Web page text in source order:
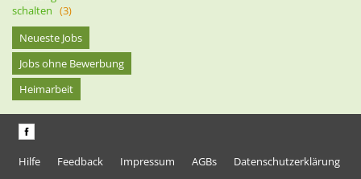
schalten (3)
Neueste Jobs
Jobs ohne Bewerbung
Heimarbeit
Hilfe Feedback Impressum AGBs
Datenschutzerklärung